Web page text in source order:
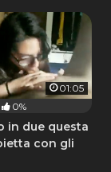
01:05
0%
in due questa
con gli